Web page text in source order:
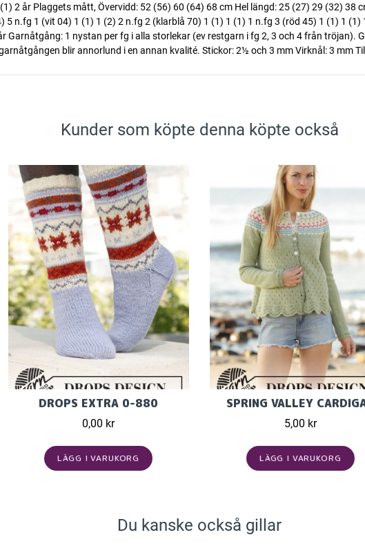
2 år Plaggets mått, Övervidd: 52 (56) 60 (64) 68 cm Hel längd: 25 (27) 29 (32) 38
5 n.fg 1 (vit 04) 1 (1) 1 (2) 2 n.fg 2 (klarblå 70) 1 (1) 1 (1) 1 n.fg 3 (röd 45) 1 (1) 1
Garnåtgång: 1 nystan per fg i alla storlekar (ev restgarn i fg 2, 3 och 4 från tröjan).
blir annorlund i en annan kvalité. Stickor: 2½ och 3 mm Virknål: 3 mm
Kunder som köpte denna köpte också
DROPS EXTRA 0-880
0,00 kr
LÄGG I VARUKORG
SPRING VALLEY
5,00 kr
LÄGG I VARUKORG
Du kanske också gillar